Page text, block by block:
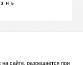
сайте, разрешается при